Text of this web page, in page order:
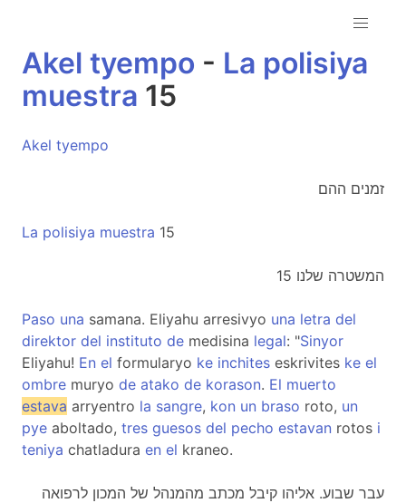
Akel tyempo - La polisiya
muestra 15
Akel tyempo
זמנים ההם
La polisiya muestra 15
המשטרה שלנו 15
Paso una samana. Eliyahu arresivyo una letra del
direktor del instituto de medisina legal: "Sinyor
Eliyahu! En el formularyo ke inchites eskrivites ke el
ombre muryo de atako de korason. El muerto
estava arryentro la sangre, kon un braso roto, un
pye aboltado, tres guesos del pecho estavan rotos i
teniya chatladura en el kraneo.
עבר שבוע. אליהו קיבל מכתב מהמנהל של המכון לרפואה